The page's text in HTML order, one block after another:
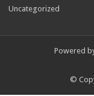
Uncategorized
Powered
©